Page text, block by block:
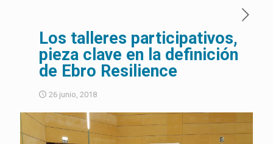
Los talleres participativos,
pieza clave en la definición
de Ebro Resilience
26 junio, 2018